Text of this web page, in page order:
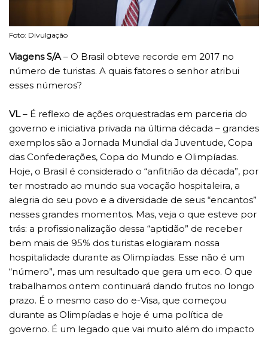
Foto: Divulgação
Viagens S/A– O Brasil obteve recorde em 2017 no
número de turistas. A quais fatores o senhor atribui
esses números?
VL– É reflexo de ações orquestradas em parceria do
governo e iniciativa privada na última década – grandes
exemplos são a Jornada Mundial da Juventude, Copa
das Confederações, Copa do Mundo e Olimpíadas.
Hoje, o Brasil é considerado o “anfitrião da década”, por
ter mostrado ao mundo sua vocação hospitaleira, a
alegria do seu povo e a diversidade de seus “encantos”
nesses grandes momentos. Mas, veja o que esteve por
trás: a profissionalização dessa “aptidão” de receber
bem mais de 95% dos turistas elogiaram nossa
hospitalidade durante as Olimpíadas. Esse não é um
“número”, mas um resultado que gera um eco. O que
trabalhamos ontem continuará dando frutos no longo
prazo. É o mesmo caso do e-Visa, que começou
durante as Olimpíadas e hoje é uma política de
governo. É um legado que vai muito além do impacto